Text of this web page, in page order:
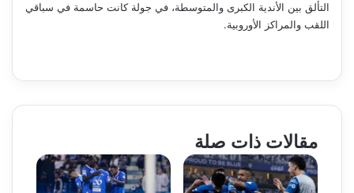
التألق بين الأندية الكبرى والمتوسطة، في جولة كانت حاسمة في سباقي
اللقب والمراكز الأوروبية.
مقالات ذات صلة